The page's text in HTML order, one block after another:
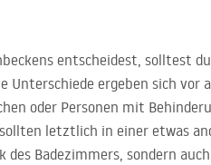
entscheidest, solltest
ergeben sich vor
oder Personen mit
sollten letztlich in einer etwas
Badezimmers, sondern